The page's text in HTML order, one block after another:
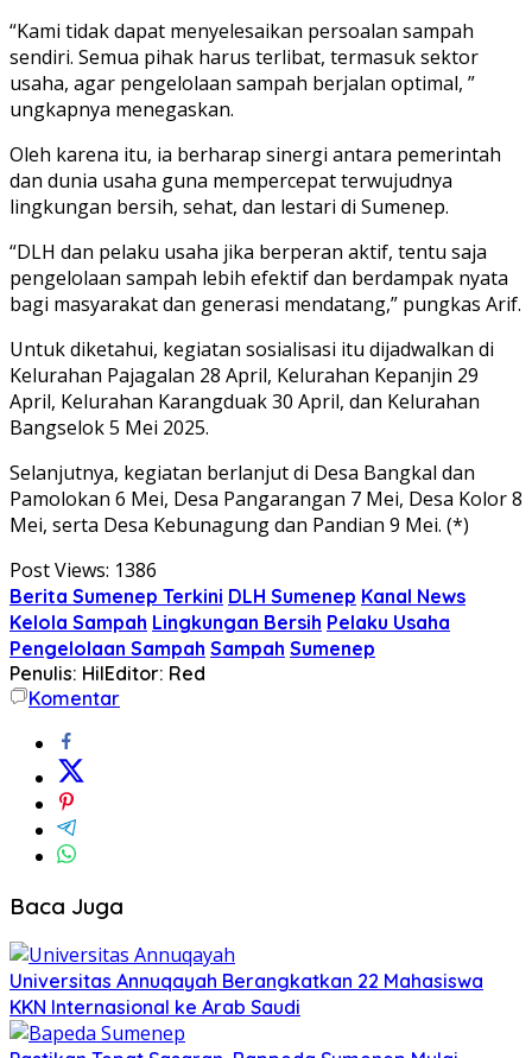
“Kami tidak dapat menyelesaikan persoalan sampah
sendiri. Semua pihak harus terlibat, termasuk sektor
usaha, agar pengelolaan sampah berjalan optimal, ”
ungkapnya menegaskan.
Oleh karena itu, ia berharap sinergi antara pemerintah
dan dunia usaha guna mempercepat terwujudnya
lingkungan bersih, sehat, dan lestari di Sumenep.
“DLH dan pelaku usaha jika berperan aktif, tentu saja
pengelolaan sampah lebih efektif dan berdampak nyata
bagi masyarakat dan generasi mendatang,” pungkas Arif.
Untuk diketahui, kegiatan sosialisasi itu dijadwalkan di
Kelurahan Pajagalan 28 April, Kelurahan Kepanjin 29
April, Kelurahan Karangduak 30 April, dan Kelurahan
Bangselok 5 Mei 2025.
Selanjutnya, kegiatan berlanjut di Desa Bangkal dan
Pamolokan 6 Mei, Desa Pangarangan 7 Mei, Desa Kolor 8
Mei, serta Desa Kebunagung dan Pandian 9 Mei. (*)
Post Views: 1386
Berita Sumenep Terkini DLH Sumenep Kanal News
Kelola Sampah Lingkungan Bersih Pelaku Usaha
Pengelolaan Sampah Sampah Sumenep
Penulis: HilEditor: Red
Komentar
Baca Juga
Universitas Annuqayah Berangkatkan 22 Mahasiswa
KKN Internasional ke Arab Saudi